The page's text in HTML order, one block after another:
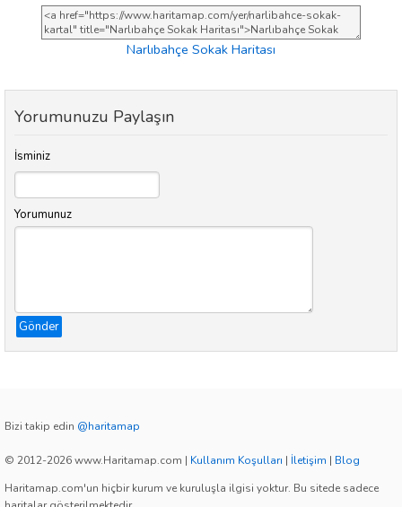
Narlıbahçe Sokak Haritası
Yorumunuzu Paylaşın
İsminiz
Yorumunuz
Gönder
Bizi takip edin @haritamap
© 2012-2026 www.Haritamap.com | Kullanım Koşulları | İletişim | Blog
Haritamap.com'un hiçbir kurum ve kuruluşla ilgisi yoktur. Bu sitede sadece